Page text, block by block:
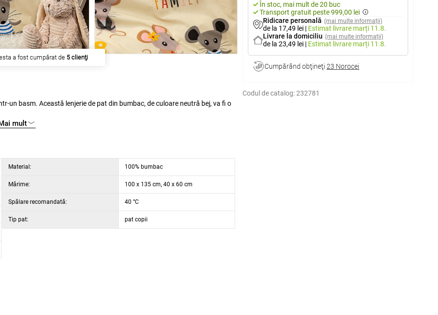
a fost cumpărat de 5 clienţi
În stoc, mai mult de 20 buc
Transport gratuit peste 999,00 lei
Ridicare personală (mai multe informații)
de la 17,49 lei | Estimat livrare marți 11.8.
Livrare la domiciliu (mai multe informații)
de la 23,49 lei | Estimat livrare marți 11.8.
Cumpărând obţineţi 23 Norocei
Codul de catalog:232781
mult
Material: 100% bumbac
Mărime: 100 x 135 cm, 40 x 60 cm
Spălare recomandată: 40 °C
Tip pat: pat copii